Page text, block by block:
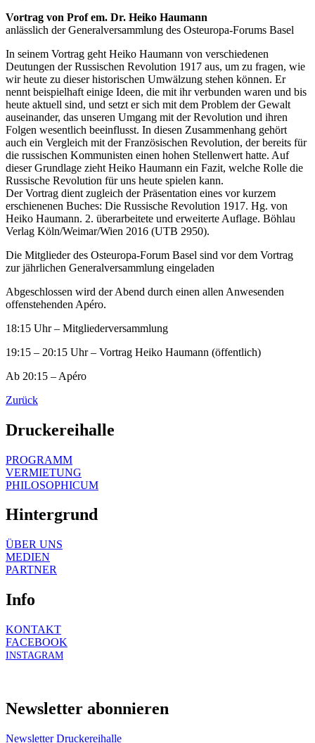
Vortrag von Prof em. Dr. Heiko Haumann
anlässlich der Generalversammlung des Osteuropa-Forums Basel
In seinem Vortrag geht Heiko Haumann von verschiedenen
Deutungen der Russischen Revolution 1917 aus, um zu fragen, wie
wir heute zu dieser historischen Umwälzung stehen können. Er
nennt beispielhaft einige Ideen, die mit ihr verbunden waren und bis
heute aktuell sind, und setzt er sich mit dem Problem der Gewalt
auseinander, das unseren Umgang mit der Revolution und ihren
Folgen wesentlich beeinflusst. In diesen Zusammenhang gehört
auch ein Vergleich mit der Französischen Revolution, der bereits für
die russischen Kommunisten einen hohen Stellenwert hatte. Auf
dieser Grundlage zieht Heiko Haumann ein Fazit, welche Rolle die
Russische Revolution für uns heute spielen kann.
Der Vortrag dient zugleich der Präsentation eines vor kurzem
erschienenen Buches: Die Russische Revolution 1917. Hg. von
Heiko Haumann. 2. überarbeitete und erweiterte Auflage. Böhlau
Verlag Köln/Weimar/Wien 2016 (UTB 2950).
Die Mitglieder des Osteuropa-Forum Basel sind vor dem Vortrag
zur jährlichen Generalversammlung eingeladen
Abgeschlossen wird der Abend durch einen allen Anwesenden
offenstehenden Apéro.
18:15 Uhr – Mitgliederversammlung
19:15 – 20:15 Uhr – Vortrag Heiko Haumann (öffentlich)
Ab 20:15 – Apéro
Zurück
Druckereihalle
PROGRAMM
VERMIETUNG
PHILOSOPHICUM
Hintergrund
ÜBER UNS
MEDIEN
PARTNER
Info
KONTAKT
FACEBOOK
INSTAGRAM
Newsletter abonnieren
Newsletter Druckereihalle